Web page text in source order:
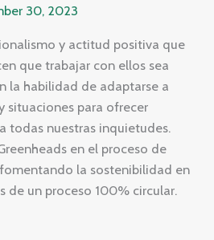
30, 2023
y actitud positiva que
que trabajar con ellos sea
la habilidad de adaptarse a
situaciones para ofrecer
todas nuestras inquietudes.
en el proceso de
la sostenibilidad en
de un proceso 100% circular.